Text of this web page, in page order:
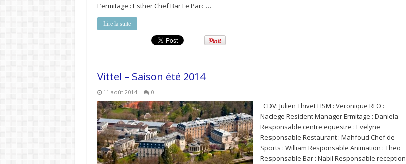
L’ermitage : Esther Chef Bar Le Parc …
Lire la suite
Vittel – Saison été 2014
11 août 2014 0
CDV: Julien Thivet HSM : Veronique RLO :
Nadege Resident Manager Ermitage : Daniela
Responsable centre equestre : Evelyne
Responsable Restaurant : Mahfoud Chef de
Sports : William Responsable Animation : Theo
Responsable Bar : Nabil Responsable reception